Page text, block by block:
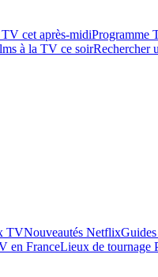
cet après-midiProgramme
à la TV ce soirRechercher
TVNouveautés Netflix
en FranceLieux de tournage